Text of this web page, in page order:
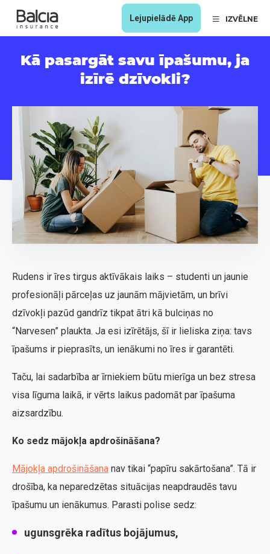
Lejupielādē App IZVĒLNE
Kā pasargāt savu īpašumu, ja
izīrē dzīvokli?
Rudens ir īres tirgus aktīvākais laiks – studenti un jaunie
profesionāļi pārceļas uz jaunām mājvietām, un brīvi
dzīvokļi pazūd gandrīz tikpat ātri kā bulciņas no
“Narvesen” plaukta. Ja esi izīrētājs, šī ir lieliska ziņa: tavs
īpašums ir pieprasīts, un ienākumi no īres ir garantēti.
Taču, lai sadarbība ar īrniekiem būtu mierīga un bez stresa
visa līguma laikā, ir vērts laikus padomāt par īpašuma
aizsardzību.
Ko sedz mājokļa apdrošināšana?
Mājokļa apdrošināšana nav tikai “papīru sakārtošana”. Tā ir
drošība, ka neparedzētas situācijas neapdraudēs tavu
īpašumu un ienākumus. Parasti polise sedz:
ugunsgrēka radītus bojājumus,